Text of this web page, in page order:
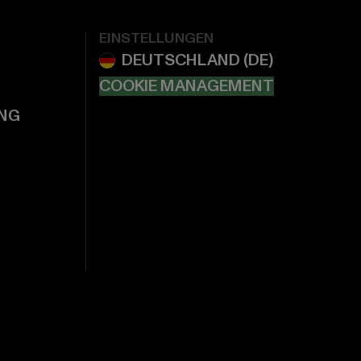
EINSTELLUNGEN
COOKIE MANAGEMENT